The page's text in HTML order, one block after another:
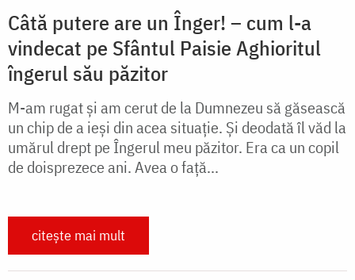
Câtă putere are un Înger! – cum l-a
vindecat pe Sfântul Paisie Aghioritul
îngerul său păzitor
M-am rugat și am cerut de la Dumnezeu să găsească
un chip de a ieși din acea situație. Și deodată îl văd la
umărul drept pe Îngerul meu păzitor. Era ca un copil
de doisprezece ani. Avea o față...
citește mai mult